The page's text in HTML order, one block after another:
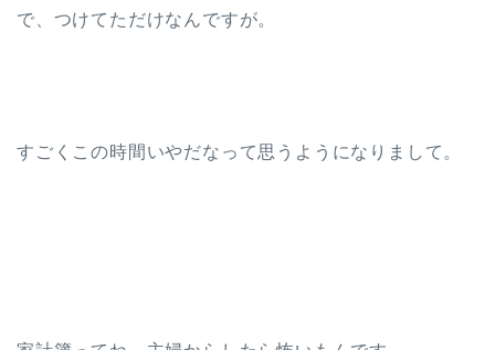
で、つけてただけなんですが。
すごくこの時間いやだなって思うようになりまして。